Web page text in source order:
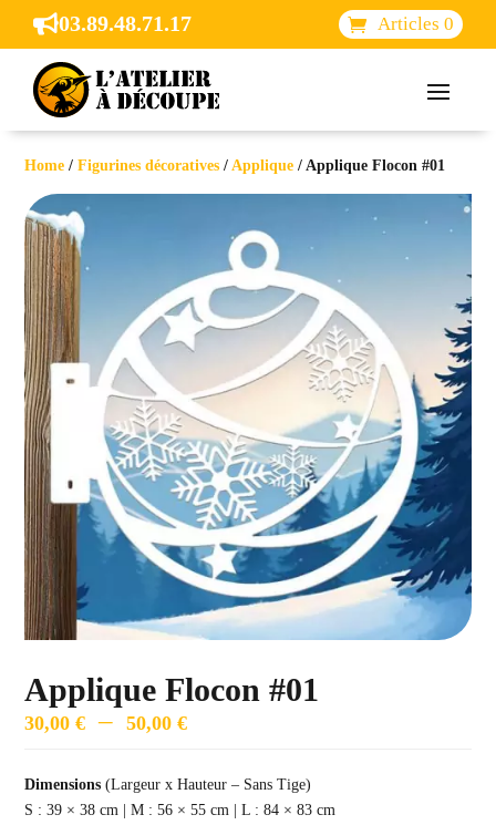
03.89.48.71.17 Articles 0
Home /Figurines décoratives /Applique / Applique Flocon #01
Applique Flocon #01
30,00€ – 50,00€Plage
prix :
30,00 €
Dimensions (Largeur x Hauteur – Sans Tige)
S : 39 × 38 cm | M : 56 × 55 cm | L : 84 × 83 cm